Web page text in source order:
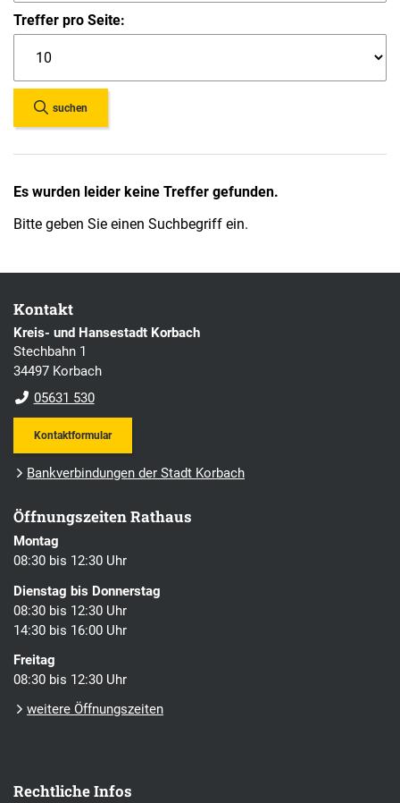
Treffer pro Seite:
suchen
Es wurden leider keine Treffer gefunden.
Bitte geben Sie einen Suchbegriff ein.
Kontakt
Kreis- und Hansestadt Korbach
Stechbahn 1
34497 Korbach
05631 530
Kontaktformular
Bankverbindungen der Stadt Korbach
Öffnungszeiten Rathaus
Montag
08:30 bis 12:30 Uhr
Dienstag bis Donnerstag
08:30 bis 12:30 Uhr
14:30 bis 16:00 Uhr
Freitag
08:30 bis 12:30 Uhr
weitere Öffnungszeiten
Rechtliche Infos